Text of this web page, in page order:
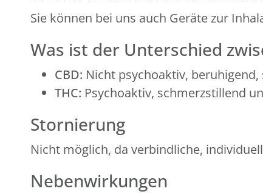
Sie können bei uns auch Geräte zur
Was ist der Unterschied
CBD: Nicht psychoaktiv,
THC: Psychoaktiv, schmerzstillend
Stornierung
Nicht möglich, da verbindliche,
Nebenwirkungen